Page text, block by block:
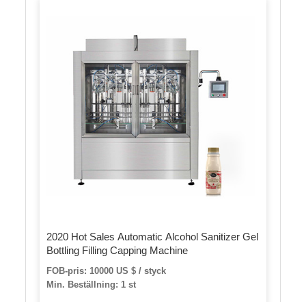
2020 Hot Sales Automatic Alcohol Sanitizer Gel
Bottling Filling Capping Machine
FOB-pris: 10000 US $ / styck
Min. Beställning: 1 st